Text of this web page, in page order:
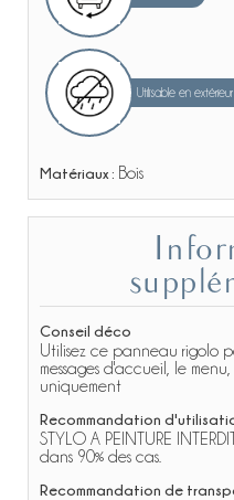
Utilisable en
Matériaux : Bois
Conseil déco
Utilisez ce panneau rigolo
messages d'accueil, le
uniquement
Recommandation
STYLO A PEINTURE
dans 90% des cas.
Recommandation de